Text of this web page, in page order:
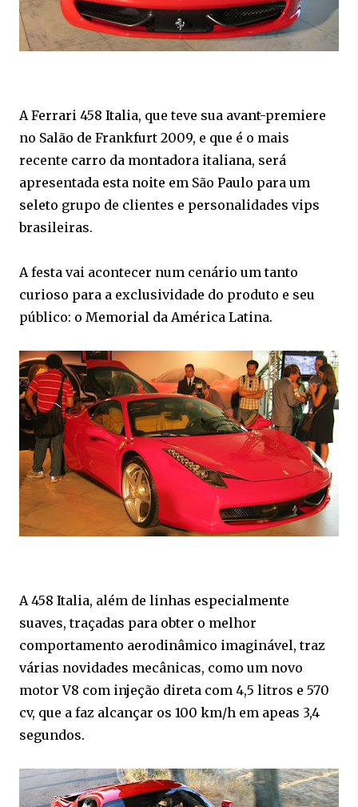
A Ferrari 458 Italia, que teve sua avant-premiere
no Salão de Frankfurt 2009, e que é o mais
recente carro da montadora italiana, será
apresentada esta noite em São Paulo para um
seleto grupo de clientes e personalidades vips
brasileiras.
A festa vai acontecer num cenário um tanto
curioso para a exclusividade do produto e seu
público: o Memorial da América Latina.
A 458 Italia, além de linhas especialmente
suaves, traçadas para obter o melhor
comportamento aerodinâmico imaginável, traz
várias novidades mecânicas, como um novo
motor V8 com injeção direta com 4,5 litros e 570
cv, que a faz alcançar os 100 km/h em apeas 3,4
segundos.